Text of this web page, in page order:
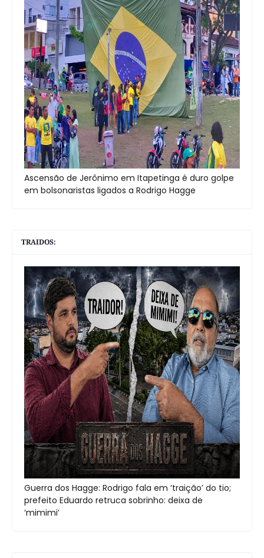
Ascensão de Jerônimo em Itapetinga é duro golpe
em bolsonaristas ligados a Rodrigo Hagge
TRAIDOS:
Guerra dos Hagge: Rodrigo fala em ‘traição’ do tio;
prefeito Eduardo retruca sobrinho: deixa de
‘mimimi’